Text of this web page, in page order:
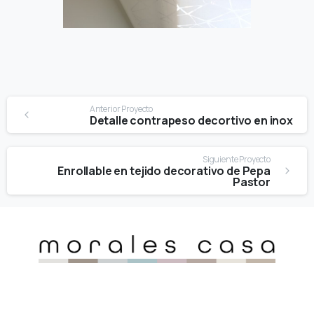
Reading
Anterior Proyecto
Detalle contrapeso decortivo en inox
Siguiente Proyecto
Enrollable en tejido decorativo de Pepa
Pastor